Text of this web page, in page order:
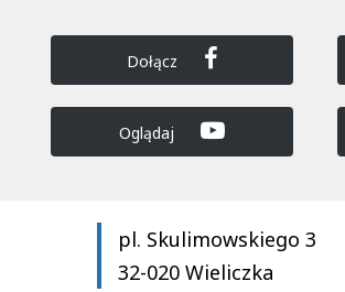
Dołącz
Oglądaj
pl. Skulimowskiego 3
32-020 Wieliczka